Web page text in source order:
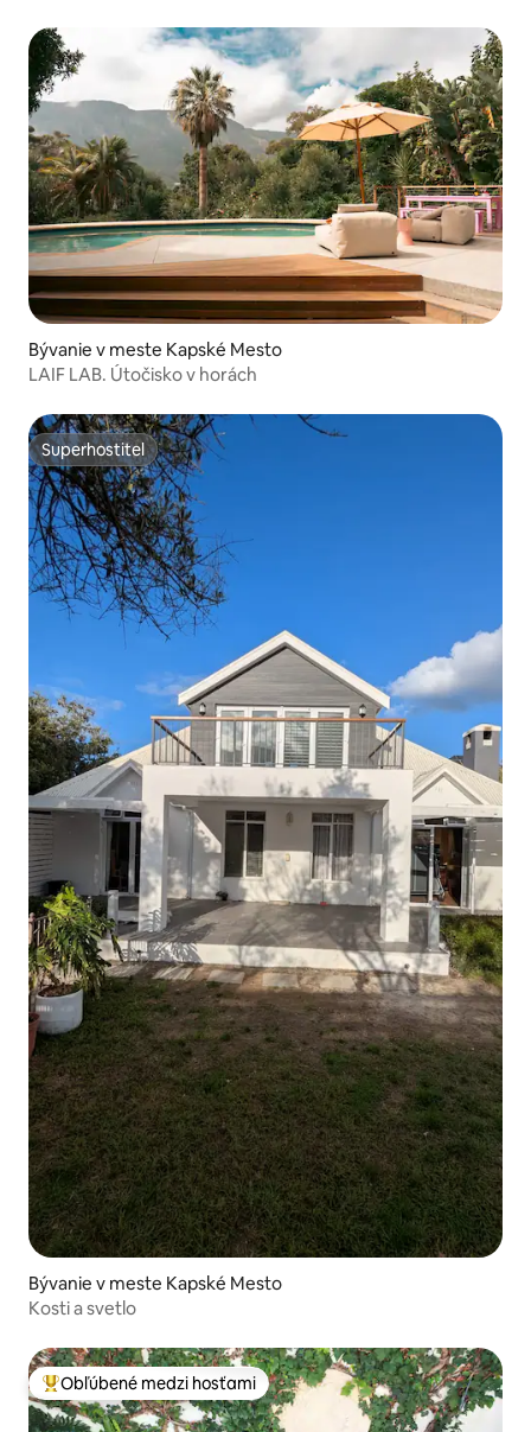
Bývanie v meste Kapské Mesto
LAIF LAB. Útočisko v horách
Superhostiteľ
Superhostiteľ
Bývanie v meste Kapské Mesto
Kosti a svetlo
Najobľúbenejšie medzi hosťami
Obľúbené medzi hosťami